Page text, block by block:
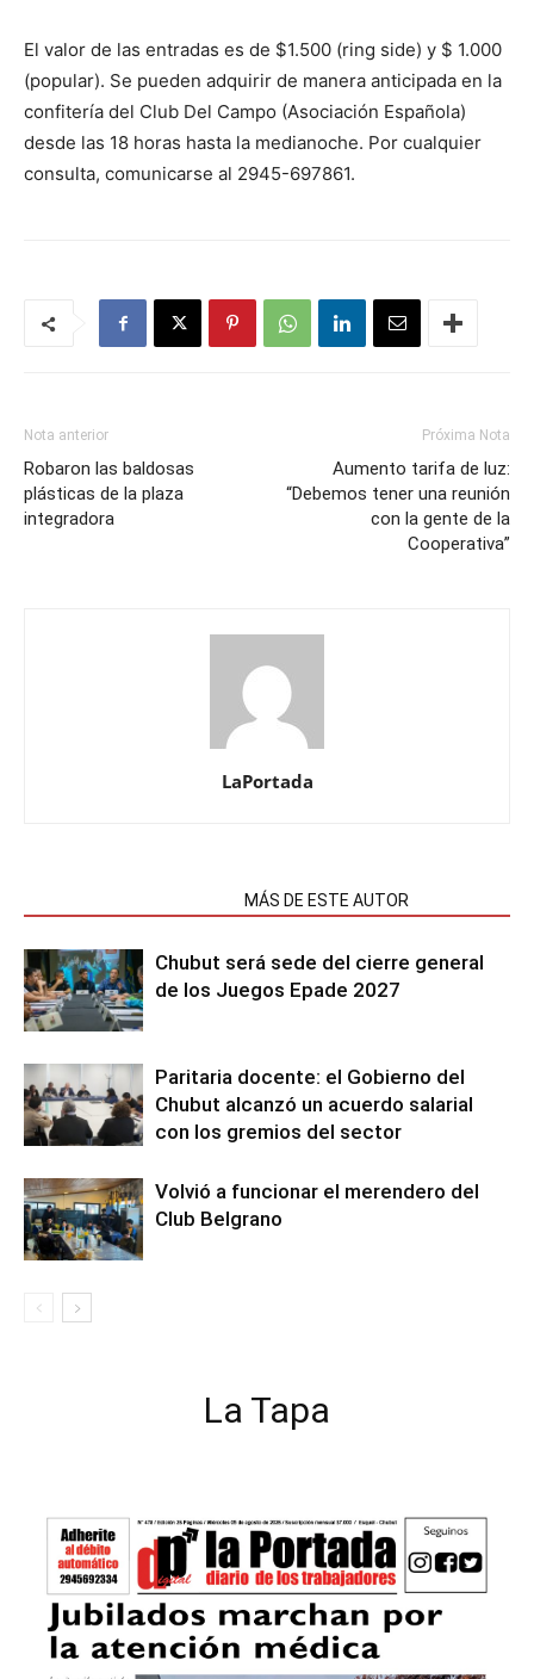
El valor de las entradas es de $1.500 (ring side) y $ 1.000
(popular). Se pueden adquirir de manera anticipada en la
confitería del Club Del Campo (Asociación Española)
desde las 18 horas hasta la medianoche. Por cualquier
consulta, comunicarse al 2945-697861.
Nota anterior
Robaron las baldosas
plásticas de la plaza
integradora
Próxima Nota
Aumento tarifa de luz:
“Debemos tener una reunión
con la gente de la
Cooperativa”
LaPortada
MÁS DE ESTE AUTOR
Chubut será sede del cierre general
de los Juegos Epade 2027
Paritaria docente: el Gobierno del
Chubut alcanzó un acuerdo salarial
con los gremios del sector
Volvió a funcionar el merendero del
Club Belgrano
La Tapa